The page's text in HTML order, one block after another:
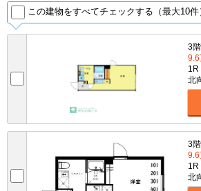
この建物をすべてチェックする（最大10件
3
9.6
1R
北
3
9.6
1R
北